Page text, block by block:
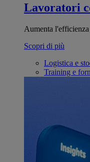
Lavoratori
Aumenta l'efficienza
Scopri di più
Logistica e
Training e